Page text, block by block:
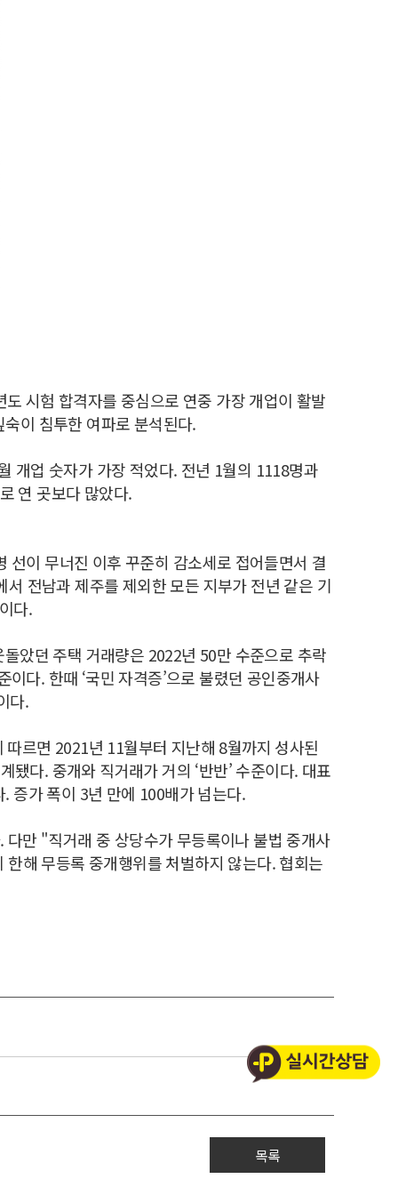
시험 합격자를 중심으로 연중 가장 개업이 활발
이 침투한 여파로 분석된다.
개업 숫자가 가장 적었다. 전년 1월의 1118명과
연 곳보다 많았다.
이 무너진 이후 꾸준히 감소세로 접어들면서 결
전남과 제주를 제외한 모든 지부가 전년 같은 기
다.
았던 주택 거래량은 2022년 50만 수준으로 추락
다. 한때 ‘국민 자격증’으로 불렸던 공인중개사
다.
르면 2021년 11월부터 지난해 8월까지 성사된
다. 중개와 직거래가 거의 ‘반반’ 수준이다. 대표
증가 폭이 3년 만에 100배가 넘는다.
만 "직거래 중 상당수가 무등록이나 불법 중개사
해 무등록 중개행위를 처벌하지 않는다. 협회는
목록